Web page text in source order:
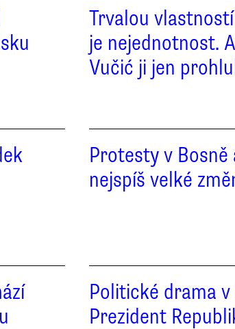
Trvalou
je nejednotnost.
Vučić ji jen
Protesty v
nejspíš velké
Politické drama
Prezident